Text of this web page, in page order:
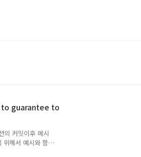
to guarantee to
의 커밋이후 메시
위해서 예시와 함께
transactional-